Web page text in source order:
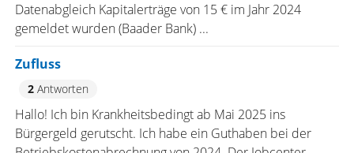
Datenabgleich Kapitalerträge von 15 € im Jahr 2024
gemeldet wurden (Baader Bank) ...
Zufluss
2Antworten
Hallo! Ich bin Krankheitsbedingt ab Mai 2025 ins
Bürgergeld gerutscht. Ich habe ein Guthaben bei der